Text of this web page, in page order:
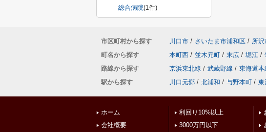
総合病院(1件)
市区町村から探す 川口市 / さいたま市浦和区 / 所沢
町名から探す
本町西 / 並木元町 / 末広 / 堀江 /
路線から探す
京浜東北線 / 武蔵野線 / 東海道本
駅から探す
川口元郷 / 北浦和 / 与野本町 / 東
ホーム
会社概要
利回り10%以上
3000万円以下